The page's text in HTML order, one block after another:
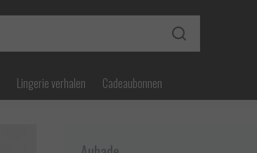
Lingerie verhalen Cadeaubonnen